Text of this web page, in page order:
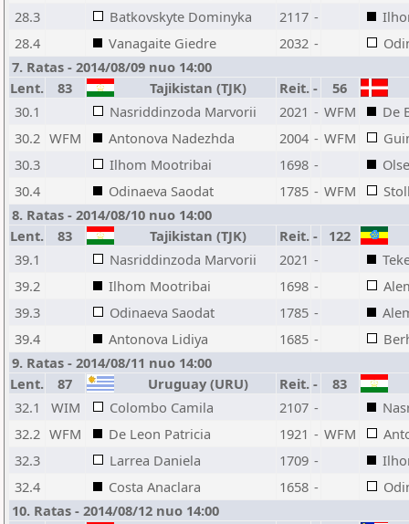
28.3
Batkovskyte Dominyka 2117 -
28.4
Vanagaite Giedre 2032 -
7. Ratas - 2014/08/09 nuo 14:00
Lent.
83 Tajikistan (TJK) Reit. -
56
30.1
Nasriddinzoda Marvorii 2021 - WFM
De
30.2 WFM Antonova Nadezhda 2004 - WFM
30.3
Ilhom Mootribai 1698 -
30.4
Odinaeva Saodat 1785 - WFM
8. Ratas - 2014/08/10 nuo 14:00
Lent.
83 Tajikistan (TJK) Reit. -
122
39.1
Nasriddinzoda Marvorii 2021 -
39.2
Ilhom Mootribai 1698 -
39.3
Odinaeva Saodat 1785 -
39.4
Antonova Lidiya 1685 -
9. Ratas - 2014/08/11 nuo 14:00
Lent.
87 Uruguay (URU) Reit. -
83
32.1
WIM Colombo Camila 2107 -
32.2 WFM De Leon Patricia 1921 - WFM
32.3
Larrea Daniela 1709 -
32.4
Costa Anaclara 1658 -
10. Ratas - 2014/08/12 nuo 14:00